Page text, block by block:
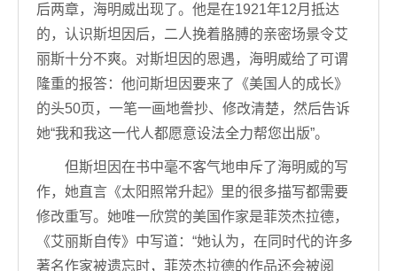
后两章，海明威出现了。他是在1921年12月抵达
的，认识斯坦因后，二人挽着胳膊的亲密场景令艾
丽斯十分不爽。对斯坦因的恩遇，海明威给了可谓
隆重的报答：他问斯坦因要来了《美国人的成长》
的头50页，一笔一画地誊抄、修改清楚，然后告诉
她“我和我这一代人都愿意设法全力帮您出版”。
但斯坦因在书中毫不客气地申斥了海明威的写
作，她直言《太阳照常升起》里的很多描写都需要
修改重写。她唯一欣赏的美国作家是菲茨杰拉德，
《艾丽斯自传》中写道：“她认为，在同时代的许多
著名作家被遗忘时，菲茨杰拉德的作品还会被阅